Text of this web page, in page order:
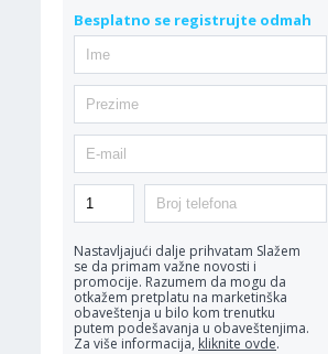
Besplatno se registrujte odmah
Nastavljajući dalje prihvatam Slažem
se da primam važne novosti i
promocije. Razumem da mogu da
otkažem pretplatu na marketinška
obaveštenja u bilo kom trenutku
putem podešavanja u obaveštenjima.
Za više informacija, kliknite ovde.